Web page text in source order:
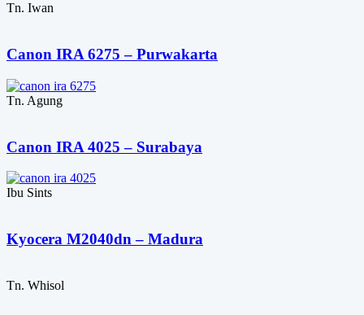
Tn. Iwan
Canon IRA 6275 – Purwakarta
Tn. Agung
Canon IRA 4025 – Surabaya
Ibu Sints
Kyocera M2040dn – Madura
Tn. Whisol